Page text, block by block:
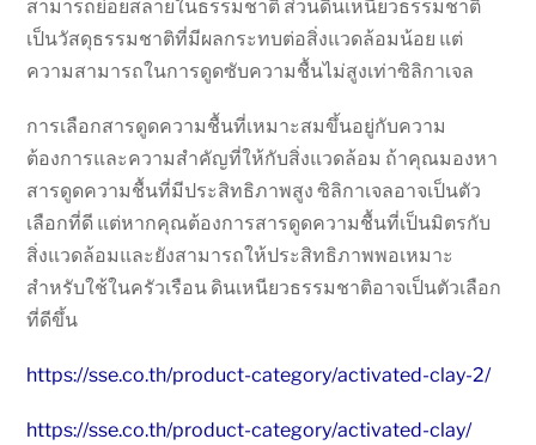
สามารถย่อยสลายในธรรมชาติ ส่วนดินเหนียวธรรมชาติ
เป็นวัสดุธรรมชาติที่มีผลกระทบต่อสิ่งแวดล้อมน้อย แต่
ความสามารถในการดูดซับความชื้นไม่สูงเท่าซิลิกาเจล
การเลือกสารดูดความชื้นที่เหมาะสมขึ้นอยู่กับความ
ต้องการและความสำคัญที่ให้กับสิ่งแวดล้อม ถ้าคุณมองหา
สารดูดความชื้นที่มีประสิทธิภาพสูง ซิลิกาเจลอาจเป็นตัว
เลือกที่ดี แต่หากคุณต้องการสารดูดความชื้นที่เป็นมิตรกับ
สิ่งแวดล้อมและยังสามารถให้ประสิทธิภาพพอเหมาะ
สำหรับใช้ในครัวเรือน ดินเหนียวธรรมชาติอาจเป็นตัวเลือก
ที่ดีขึ้น
https://sse.co.th/product-category/activated-clay-2/
https://sse.co.th/product-category/activated-clay/